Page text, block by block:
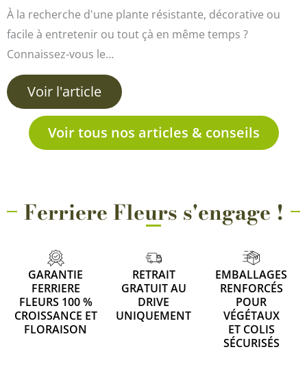
À la recherche d'une plante résistante, décorative ou
facile à entretenir ou tout çà en même temps ?
Connaissez-vous le…
Voir l'article
Voir tous nos articles & conseils
Ferriere Fleurs s'engage !
GARANTIE
FERRIERE
FLEURS 100 %
CROISSANCE ET
FLORAISON
RETRAIT
GRATUIT AU
DRIVE
UNIQUEMENT
EMBALLAGES
RENFORCÉS
POUR
VÉGÉTAUX
ET COLIS
SÉCURISÉS